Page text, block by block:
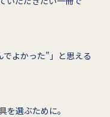
でよかった”」と思える
を選ぶために。